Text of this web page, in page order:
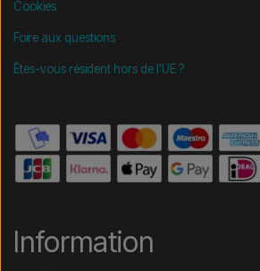
Cookies
Foire aux questions
Êtes-vous résident hors de l'UE ?
Information